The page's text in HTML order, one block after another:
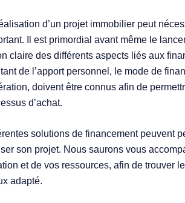
d’un projet immobilier peut
Il est primordial avant même le
claire des différents aspects liés aux
de l’apport personnel, le mode de
doivent être connus afin de
d’achat.
solutions de financement peuvent
son projet. Nous saurons vous
et de vos ressources, afin de trouver
adapté.